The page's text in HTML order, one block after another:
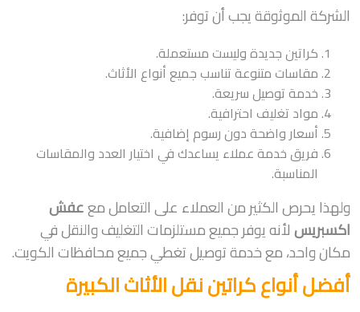
الشركة الموثوقة يجب أن توفر:
كراتين جديدة وليست مستعملة.
مقاسات متنوعة تناسب جميع أنواع الأثاث.
خدمة توصيل سريعة.
مواد تغليف احترافية.
أسعار واضحة دون رسوم إضافية.
فريق خدمة عملاء يساعدك في اختيار العدد والمقاسات
المناسبة.
ولهذا يحرص الكثير من العملاء على التعامل مععفش
اكسبريسلأنه يوفر جميع مستلزمات التغليف والنقل في
مكان واحد، مع خدمة توصيل تغطي جميع محافظات الكويت.
أفضل أنواع كراتين نقل الأثاث الكبيرة